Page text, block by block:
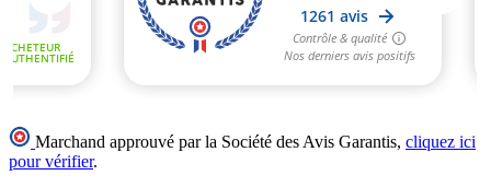
Marchand approuvé par la Société des Avis Garantis, cliquez ici
pour vérifier.